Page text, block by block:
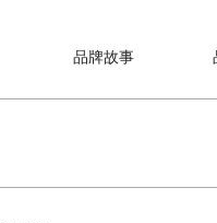
品牌故事